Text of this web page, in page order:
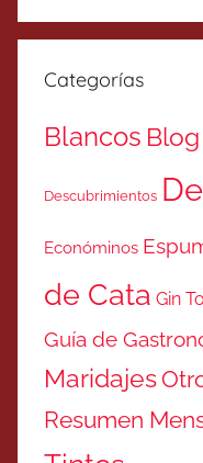
Categorías
Blancos Blog
Descubrimientos
Económinos
de Cata Gin
Guía de
Maridajes
Resumen